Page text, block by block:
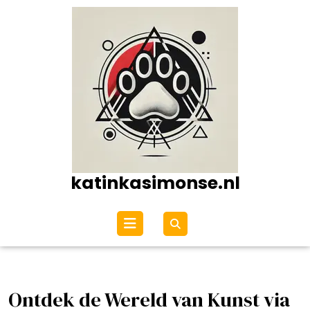
katinkasimonse.nl
Open
menu
Ontdek de Wereld van Kunst via